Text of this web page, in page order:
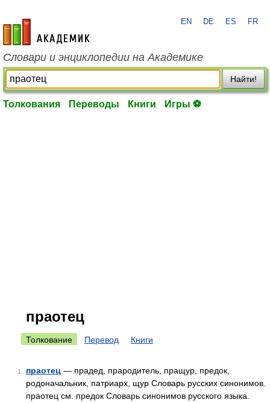
academic.ru
EN DE ES FR
Словари и энциклопедии на Академике
Найти!
Толкования Переводы Книги Игры ⚽
праотец
Толкование Перевод Книги
1 праотец — прадед, прародитель, пращур, предок,
родоначальник, патриарх, щур Словарь русских синонимов.
праотец см. предок Словарь синонимов русского языка.